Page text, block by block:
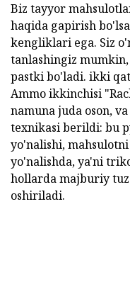
Biz tayyor
haqida gapirish
kengliklari ega. Siz
tanlashingiz
pastki bo'ladi. ikki
Ammo ikkinchisi
namuna juda oson,
texnikasi berildi: bu
yo'nalishi,
yo'nalishda, ya'ni
hollarda majburiy
oshiriladi.